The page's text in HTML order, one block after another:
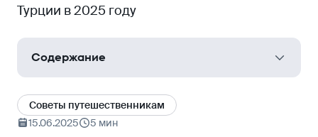
Турции в 2025 году
Содержание
Какие карты работают в Турции
Каким приложением можно расплатиться
Cоветы путешественникам
15.06.2025
5 мин